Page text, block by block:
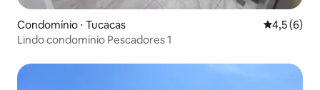
Condomínio ⋅ Tucacas 4,5 de
4,5 (6)
Lindo condomínio Pescadores 1